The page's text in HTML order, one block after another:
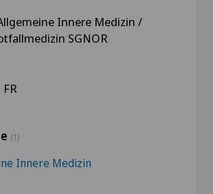
Innere Medizin /
SGNOR
FR
(1)
Innere Medizin